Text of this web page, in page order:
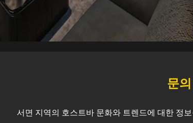
문
서면 지역의 호스트바 문화와 트렌드에 대한 정